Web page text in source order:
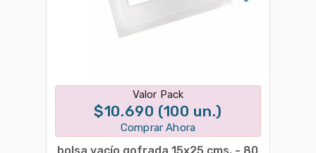
Disponible en 1 variantes
Valor Pack
$10.690 (100 un.)
Comprar Ahora